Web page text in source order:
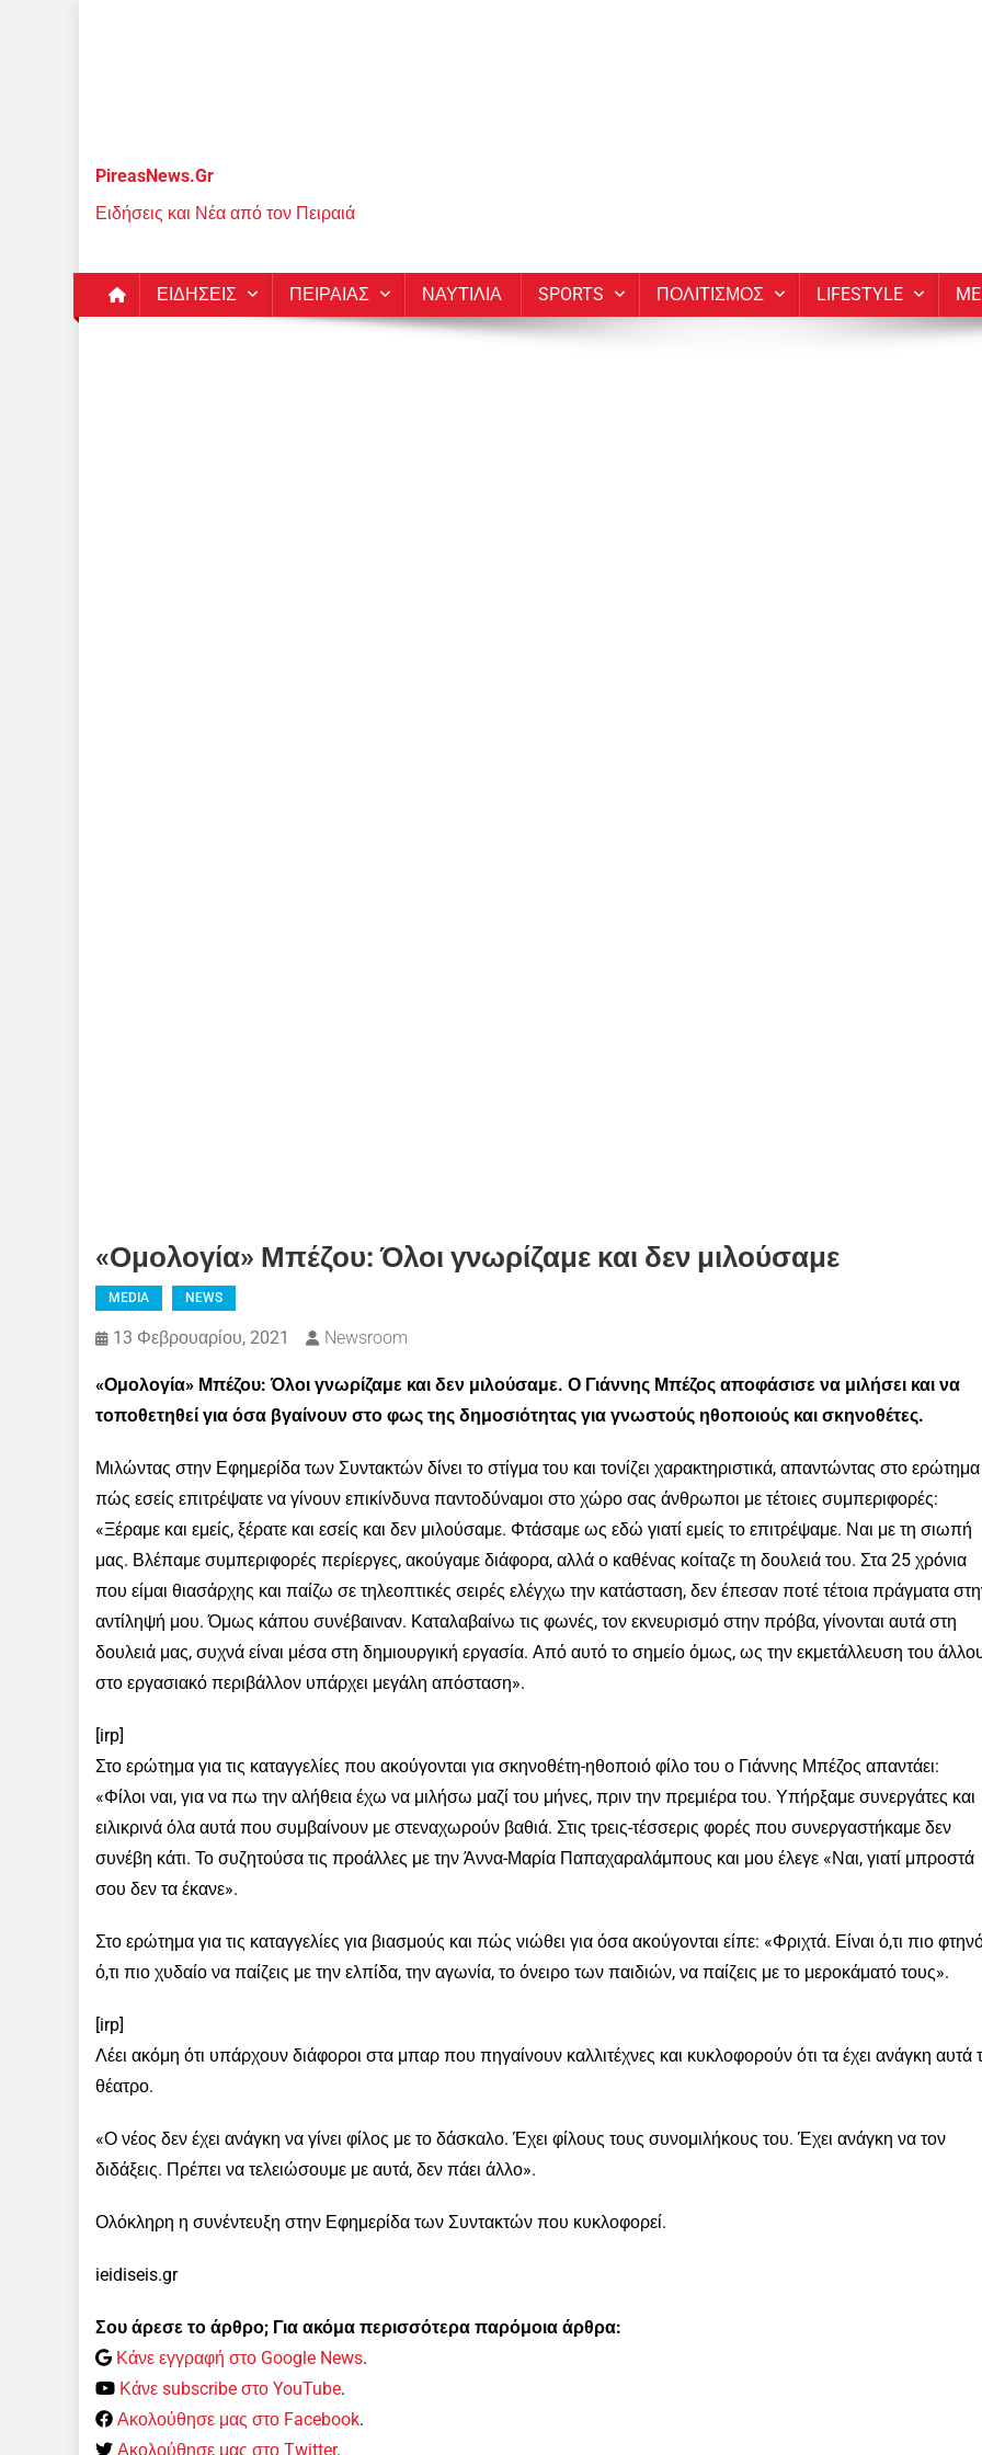
PireasNews.Gr
Ειδήσεις και Νέα από τον Πειραιά
ΕΙΔΗΣΕΙΣ ΠΕΙΡΑΙΑΣ ΝΑΥΤΙΛΙΑ SPORTS ΠΟΛΙΤΙΣΜΟΣ LIFESTYLE
«Ομολογία» Μπέζου: Όλοι γνωρίζαμε και δεν μιλούσαμε
MEDIA NEWS
13 Φεβρουαρίου, 2021 Newsroom
«Ομολογία» Μπέζου: Όλοι γνωρίζαμε και δεν μιλούσαμε. Ο Γιάννης Μπέζος αποφάσισε να μιλήσει και να
τοποθετηθεί για όσα βγαίνουν στο φως της δημοσιότητας για γνωστούς ηθοποιούς και σκηνοθέτες.
Μιλώντας στην Εφημερίδα των Συντακτών δίνει το στίγμα του και τονίζει χαρακτηριστικά, απαντώντας στο ερώτημα
πώς εσείς επιτρέψατε να γίνουν επικίνδυνα παντοδύναμοι στο χώρο σας άνθρωποι με τέτοιες συμπεριφορές:
«Ξέραμε και εμείς, ξέρατε και εσείς και δεν μιλούσαμε. Φτάσαμε ως εδώ γιατί εμείς το επιτρέψαμε. Ναι με τη σιωπή
μας. Βλέπαμε συμπεριφορές περίεργες, ακούγαμε διάφορα, αλλά ο καθένας κοίταζε τη δουλειά του. Στα 25 χρόνια
που είμαι θιασάρχης και παίζω σε τηλεοπτικές σειρές ελέγχω την κατάσταση, δεν έπεσαν ποτέ τέτοια πράγματα
αντίληψή μου. Όμως κάπου συνέβαιναν. Καταλαβαίνω τις φωνές, τον εκνευρισμό στην πρόβα, γίνονται αυτά στη
δουλειά μας, συχνά είναι μέσα στη δημιουργική εργασία. Από αυτό το σημείο όμως, ως την εκμετάλλευση του
στο εργασιακό περιβάλλον υπάρχει μεγάλη απόσταση».
[irp]
Στο ερώτημα για τις καταγγελίες που ακούγονται για σκηνοθέτη-ηθοποιό φίλο του ο Γιάννης Μπέζος απαντάει:
«Φίλοι ναι, για να πω την αλήθεια έχω να μιλήσω μαζί του μήνες, πριν την πρεμιέρα του. Υπήρξαμε συνεργάτες και
ειλικρινά όλα αυτά που συμβαίνουν με στεναχωρούν βαθιά. Στις τρεις-τέσσερις φορές που συνεργαστήκαμε δεν
συνέβη κάτι. Το συζητούσα τις προάλλες με την Άννα-Μαρία Παπαχαραλάμπους και μου έλεγε «Ναι, γιατί μπροστά
σου δεν τα έκανε».
Στο ερώτημα για τις καταγγελίες για βιασμούς και πώς νιώθει για όσα ακούγονται είπε: «Φριχτά. Είναι ό,τι πιο
ό,τι πιο χυδαίο να παίζεις με την ελπίδα, την αγωνία, το όνειρο των παιδιών, να παίζεις με το μεροκάματό τους».
[irp]
Λέει ακόμη ότι υπάρχουν διάφοροι στα μπαρ που πηγαίνουν καλλιτέχνες και κυκλοφορούν ότι τα έχει ανάγκη αυτά
θέατρο.
«Ο νέος δεν έχει ανάγκη να γίνει φίλος με το δάσκαλο. Έχει φίλους τους συνομιλήκους του. Έχει ανάγκη να τον
διδάξεις. Πρέπει να τελειώσουμε με αυτά, δεν πάει άλλο».
Ολόκληρη η συνέντευξη στην Εφημερίδα των Συντακτών που κυκλοφορεί.
ieidiseis.gr
Σου άρεσε το άρθρο; Για ακόμα περισσότερα παρόμοια άρθρα:
Κάνε εγγραφή στο Google News.
Κάνε subscribe στο YouTube.
Ακολούθησε μας στο Facebook.
Ακολούθησε μας στο Twitter.